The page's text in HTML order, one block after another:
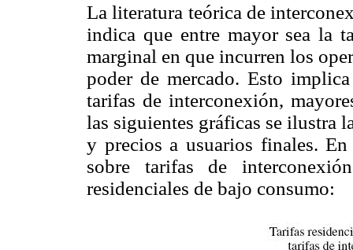
La literatura teórica de
indica que entre mayor sea la
marginal en que incurren los
poder de mercado. Esto
tarifas de interconexión,
las siguientes gráficas se ilustra
y precios a usuarios finales.
sobre tarifas de
residenciales de bajo consumo: